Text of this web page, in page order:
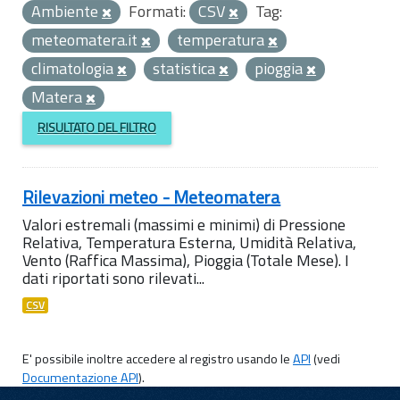
Ambiente
Formati: CSV
Tag:
meteomatera.it
temperatura
climatologia
statistica
pioggia
Matera
RISULTATO DEL FILTRO
Rilevazioni meteo - Meteomatera
Valori estremali (massimi e minimi) di Pressione
Relativa, Temperatura Esterna, Umidità Relativa,
Vento (Raffica Massima), Pioggia (Totale Mese). I
dati riportati sono rilevati...
CSV
E' possibile inoltre accedere al registro usando leAPI(vedi
Documentazione API).